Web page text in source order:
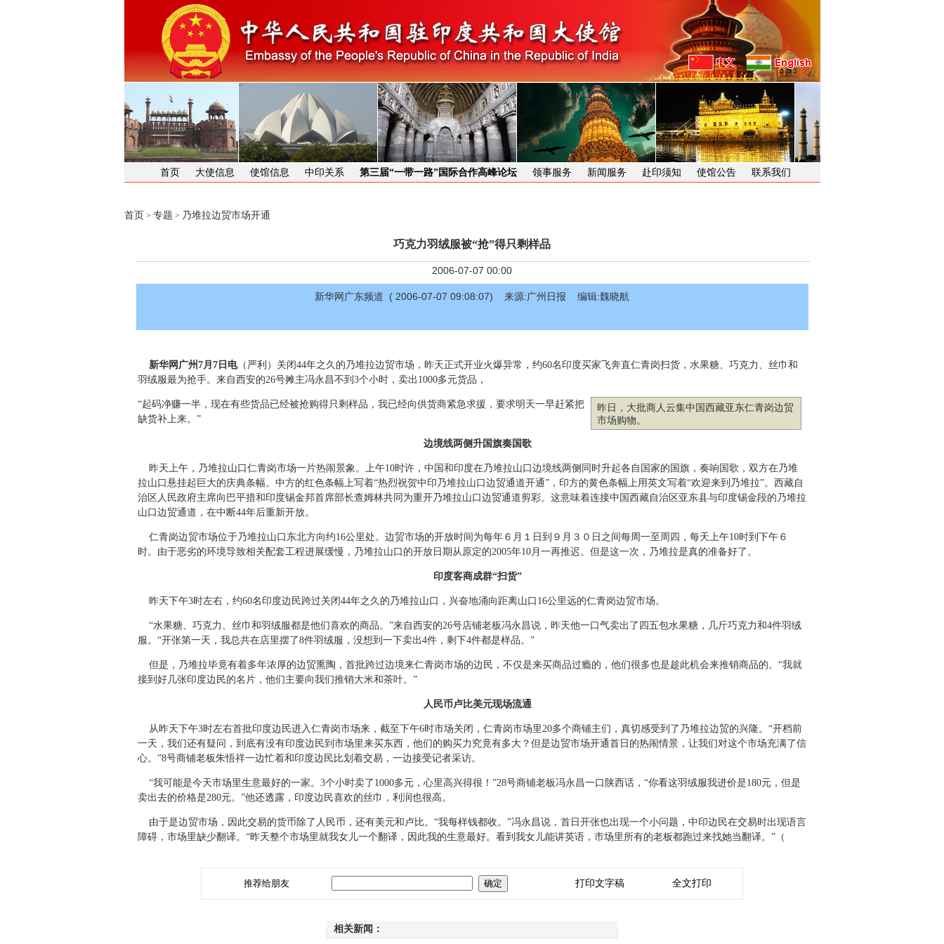
首页 大使信息 使馆信息 中印关系 第三届“一带一路”国际合作高峰论坛 领事服务 新闻服务 赴印须知 使馆公告 联系我们
首页 > 专题 > 乃堆拉边贸市场开通
巧克力羽绒服被“抢”得只剩样品
2006-07-07 00:00
新华网广东频道 ( 2006-07-07 09:08:07) 来源:广州日报 编辑:魏晓航
新华网广州7月7日电（严利）关闭44年之久的乃堆拉边贸市场，昨天正式开业火爆异常，约60名印度买家飞奔直仁青岗扫货，水果糖、巧克力、丝巾和
羽绒服最为抢手。来自西安的26号摊主冯永昌不到3个小时，卖出1000多元货品，
昨日，大批商人云集中国西藏亚东仁青岗边贸
市场购物。
“起码净赚一半，现在有些货品已经被抢购得只剩样品，我已经向供货商紧急求援，要求明天一早赶紧把
缺货补上来。”
边境线两侧升国旗奏国歌
昨天上午，乃堆拉山口仁青岗市场一片热闹景象。上午10时许，中国和印度在乃堆拉山口边境线两侧同时升起各自国家的国旗，奏响国歌，双方在乃堆
拉山口悬挂起巨大的庆典条幅。中方的红色条幅上写着“热烈祝贺中印乃堆拉山口边贸通道开通”，印方的黄色条幅上用英文写着“欢迎来到乃堆拉”。西藏自
治区人民政府主席向巴平措和印度锡金邦首席部长查姆林共同为重开乃堆拉山口边贸通道剪彩。这意味着连接中国西藏自治区亚东县与印度锡金段的乃堆拉
山口边贸通道，在中断44年后重新开放。
仁青岗边贸市场位于乃堆拉山口东北方向约16公里处。边贸市场的开放时间为每年６月１日到９月３０日之间每周一至周四，每天上午10时到下午６
时。由于恶劣的环境导致相关配套工程进展缓慢，乃堆拉山口的开放日期从原定的2005年10月一再推迟。但是这一次，乃堆拉是真的准备好了。
印度客商成群“扫货”
昨天下午3时左右，约60名印度边民跨过关闭44年之久的乃堆拉山口，兴奋地涌向距离山口16公里远的仁青岗边贸市场。
“水果糖、巧克力、丝巾和羽绒服都是他们喜欢的商品。”来自西安的26号店铺老板冯永昌说，昨天他一口气卖出了四五包水果糖，几斤巧克力和4件羽绒
服。“开张第一天，我总共在店里摆了8件羽绒服，没想到一下卖出4件，剩下4件都是样品。”
但是，乃堆拉毕竟有着多年浓厚的边贸熏陶，首批跨过边境来仁青岗市场的边民，不仅是来买商品过瘾的，他们很多也是趁此机会来推销商品的。“我就
接到好几张印度边民的名片，他们主要向我们推销大米和茶叶。”
人民币卢比美元现场流通
从昨天下午3时左右首批印度边民进入仁青岗市场来，截至下午6时市场关闭，仁青岗市场里20多个商铺主们，真切感受到了乃堆拉边贸的兴隆。“开档前
一天，我们还有疑问，到底有没有印度边民到市场里来买东西，他们的购买力究竟有多大？但是边贸市场开通首日的热闹情景，让我们对这个市场充满了信
心。”8号商铺老板朱悟祥一边忙着和印度边民比划着交易，一边接受记者采访。
“我可能是今天市场里生意最好的一家。3个小时卖了1000多元，心里高兴得很！”28号商铺老板冯永昌一口陕西话，“你看这羽绒服我进价是180元，但是
卖出去的价格是280元。”他还透露，印度边民喜欢的丝巾，利润也很高。
由于是边贸市场，因此交易的货币除了人民币，还有美元和卢比。“我每样钱都收。”冯永昌说，首日开张也出现一个小问题，中印边民在交易时出现语言
障碍，市场里缺少翻译。“昨天整个市场里就我女儿一个翻译，因此我的生意最好。看到我女儿能讲英语，市场里所有的老板都跑过来找她当翻译。”（
推荐给朋友 打印文字稿 全文打印
相关新闻：